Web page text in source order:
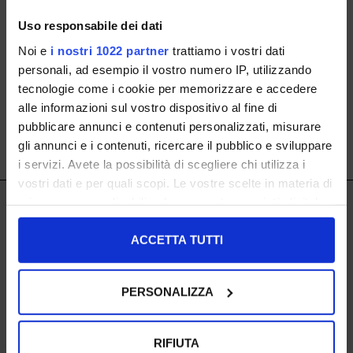
Uso responsabile dei dati
Noi e i nostri 1022 partner trattiamo i vostri dati
personali, ad esempio il vostro numero IP, utilizzando
tecnologie come i cookie per memorizzare e accedere
alle informazioni sul vostro dispositivo al fine di
pubblicare annunci e contenuti personalizzati, misurare
gli annunci e i contenuti, ricercare il pubblico e sviluppare
i servizi. Avete la possibilità di scegliere chi utilizza i
vostri dati e per quali scopi. Le vostre scelte in materia di
in cui avete effettuato le vostre scelte. È possibile
modificare o revocare il proprio consenso in qualsiasi
momento dalla Dichiarazione sui cookie o facendo clic
Con il tuo consenso, vorremmo anche:
raccogliere informazioni sulla tua posizione
ACCETTA TUTTI
PERSONALIZZA
RIFIUTA
esprimere la tua personalità.
Scopri la nostra collezione e trova il paio perfetto per te!
SHOW ITEMS1to0 of0total
IL LACCIO
IL LACCIO
SHOPPING
Resi
Spedizione
ISCRIVITI ALLA NOSTRA NEWSLETTER